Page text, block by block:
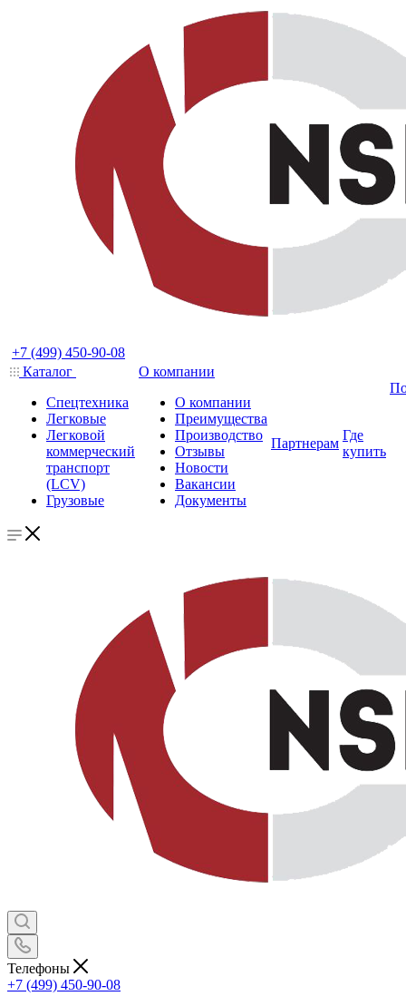
+7 (499) 450-90-08
Каталог
Спецтехника
Легковые
Легковой
коммерческий
транспорт
(LCV)
Грузовые
О компании
О компании
Преимущества
Производство
Отзывы
Новости
Вакансии
Документы
Партнерам
Где
купить
Телефоны
+7 (499) 450-90-08